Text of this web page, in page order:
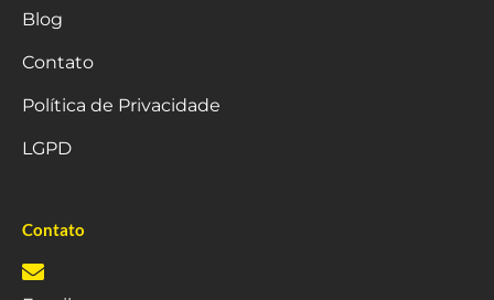
Blog
Contato
Política de Privacidade
LGPD
Contato